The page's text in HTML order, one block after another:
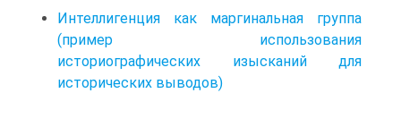
Интеллигенция как маргинальная группа
(пример использования
историографических изысканий для
исторических выводов)